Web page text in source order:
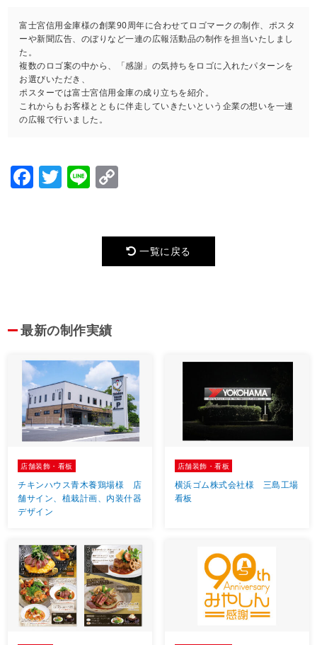
富士宮信用金庫様の創業90周年に合わせてロゴマークの制作、ポスタ
ーや新聞広告、のぼりなど一連の広報活動品の制作を担当いたしまし
た。
複数のロゴ案の中から、「感謝」の気持ちをロゴに入れたパターンを
お選びいただき、
ポスターでは富士宮信用金庫の成り立ちを紹介。
これからもお客様とともに伴走していきたいという企業の想いを一連
の広報で行いました。
Facebook
Twitter
Line
一覧に戻る
最新の制作実績
店舗装飾・看板
チキンハウス青木養鶏場様 店
舗サイン、植栽計画、内装什器
デザイン
店舗装飾・看板
横浜ゴム株式会社様 三島工場
看板